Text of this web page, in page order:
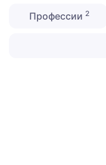
Профессии 2